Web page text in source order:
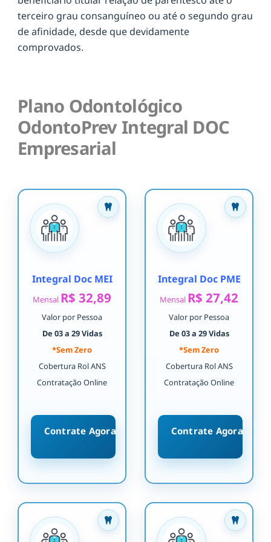
terceiro grau consanguíneo ou até o segundo grau
de afinidade, desde que devidamente
comprovados.
Plano Odontológico
OdontoPrev Integral DOC
Empresarial
Integral Doc MEI
Mensal R$ 32,89
Valor por Pessoa
De 03 a 29 Vidas
*Sem Zero
Cobertura Rol ANS
Contratação Online
Contrate Agora
Integral Doc PME
Mensal R$ 27,42
Valor por Pessoa
De 03 a 29 Vidas
*Sem Zero
Cobertura Rol ANS
Contratação Online
Contrate Agora